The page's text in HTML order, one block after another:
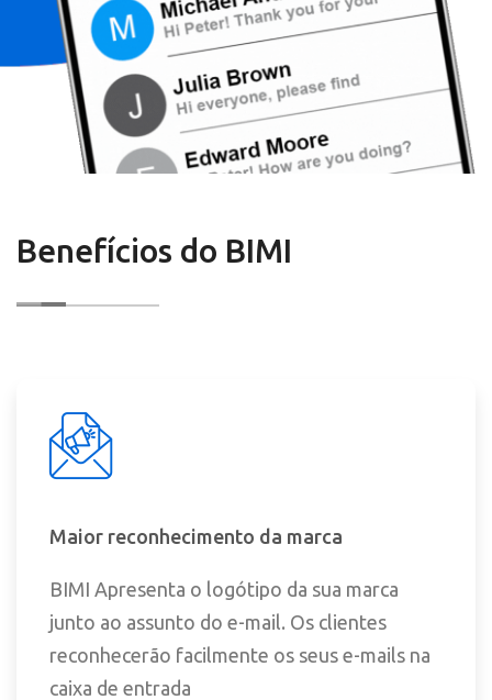
Benefícios do BIMI
Maior reconhecimento da marca
BIMI Apresenta o logótipo da sua marca
junto ao assunto do e-mail. Os clientes
reconhecerão facilmente os seus e-mails na
caixa de entrada